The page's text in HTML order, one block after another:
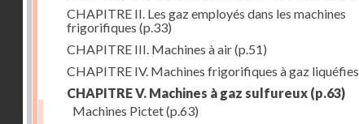
CHAPITRE II. Les gaz employés dans les machines
frigorifiques (p.33)
CHAPITRE III. Machines à air(p.51)
CHAPITRE IV. Machines frigorifiques à gaz liquéfies
CHAPITRE V. Machines à gaz sulfureux (p.63)
Machines Pictet(p.63)